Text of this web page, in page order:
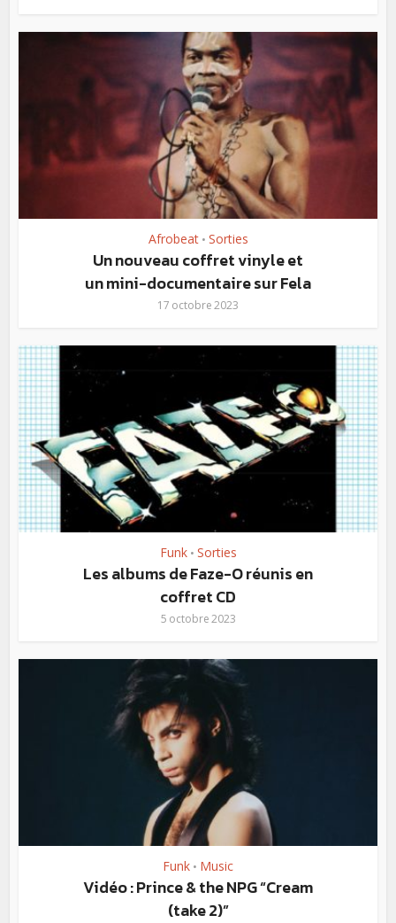
Afrobeat • Sorties
Un nouveau coffret vinyle et
un mini-documentaire sur Fela
17 octobre 2023
Funk • Sorties
Les albums de Faze-O réunis en
coffret CD
5 octobre 2023
Funk • Music
Vidéo : Prince & the NPG “Cream
(take 2)”